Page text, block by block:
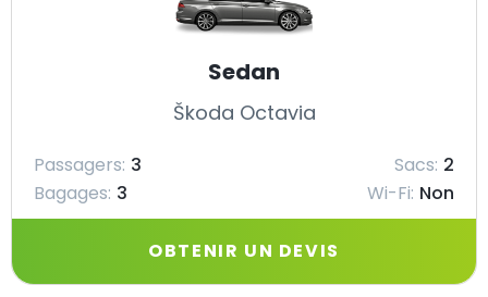
Sedan
Škoda Octavia
Passagers: 3 Sacs: 2
Bagages: 3 Wi-Fi: Non
OBTENIR UN DEVIS